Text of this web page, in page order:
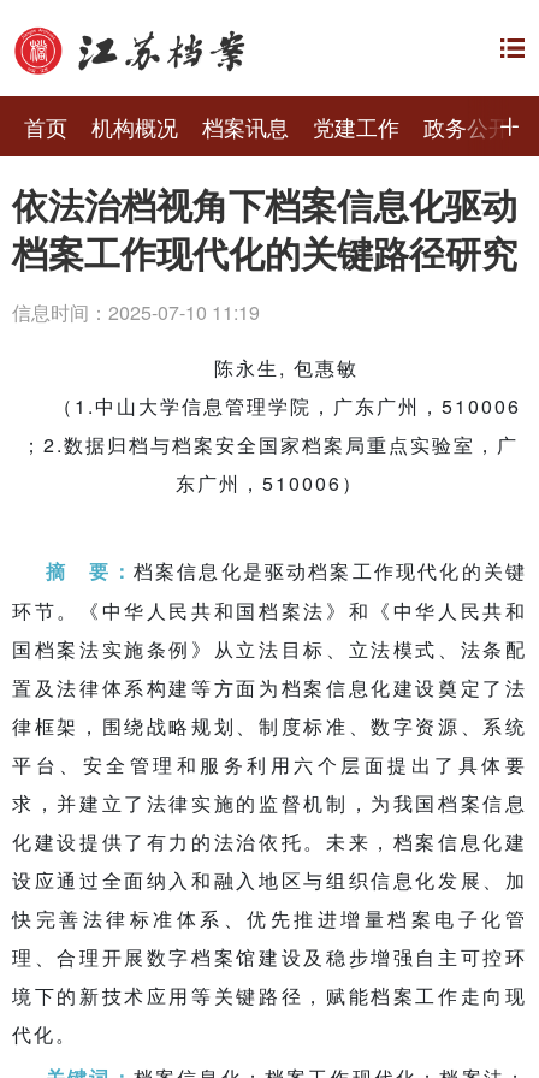
首页 机构概况 档案讯息 党建工作 政务公开
依法治档视角下档案信息化驱动
档案工作现代化的关键路径研究
信息时间：2025-07-10 11:19
陈永生, 包惠敏
（1.中山大学信息管理学院，广东广州，510006
；2.数据归档与档案安全国家档案局重点实验室，广
东广州，510006）
摘 要： 档案信息化是驱动档案工作现代化的关键
环节。《中华人民共和国档案法》和《中华人民共和
国档案法实施条例》从立法目标、立法模式、法条配
置及法律体系构建等方面为档案信息化建设奠定了法
律框架，围绕战略规划、制度标准、数字资源、系统
平台、安全管理和服务利用六个层面提出了具体要
求，并建立了法律实施的监督机制，为我国档案信息
化建设提供了有力的法治依托。未来，档案信息化建
设应通过全面纳入和融入地区与组织信息化发展、加
快完善法律标准体系、优先推进增量档案电子化管
理、合理开展数字档案馆建设及稳步增强自主可控环
境下的新技术应用等关键路径，赋能档案工作走向现
代化。